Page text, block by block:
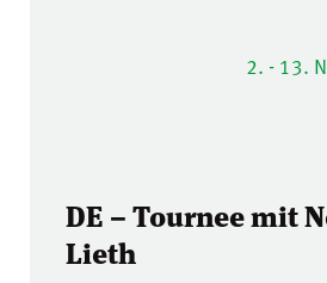
2. - 13.
DE – Tournee mit
Lieth